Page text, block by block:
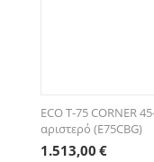
ECO Τ-75 CORNER
αριστερό (E75CBG)
1.513,00 €